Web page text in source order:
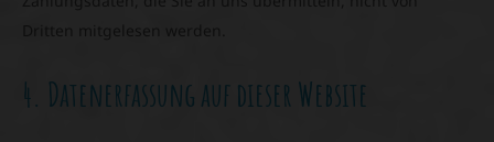
Dritten mitgelesen werden.
4. Datenerfassung auf dieser Website